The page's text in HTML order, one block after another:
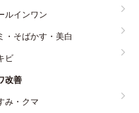
ルインワン
・そばかす・美白
ビ
改善
み・クマ